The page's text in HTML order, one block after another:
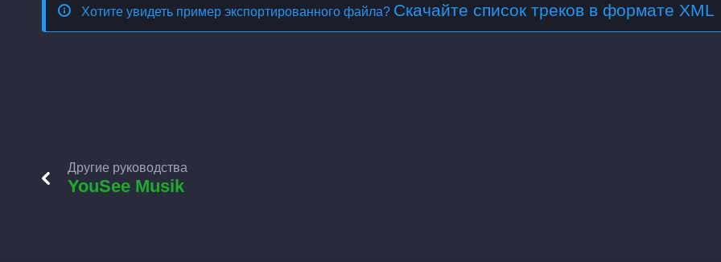
Хотите увидеть пример экспортированного файла? Скачайте список треков в формате XML
Другие руководства
YouSee Musik